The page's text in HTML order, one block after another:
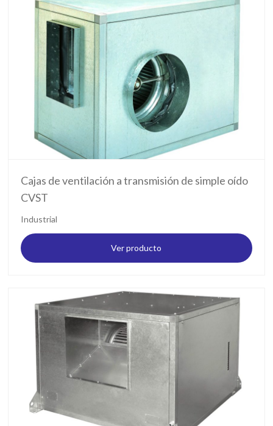
Cajas de ventilación a transmisión de simple oído
CVST
Industrial
Ver producto